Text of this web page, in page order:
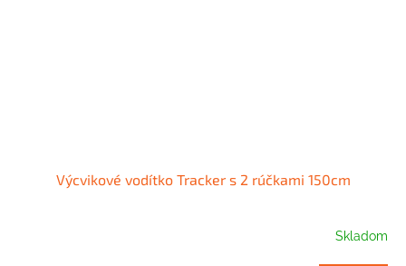
Výcvikové vodítko Tracker s 2 rúčkami 150cm
Skladom